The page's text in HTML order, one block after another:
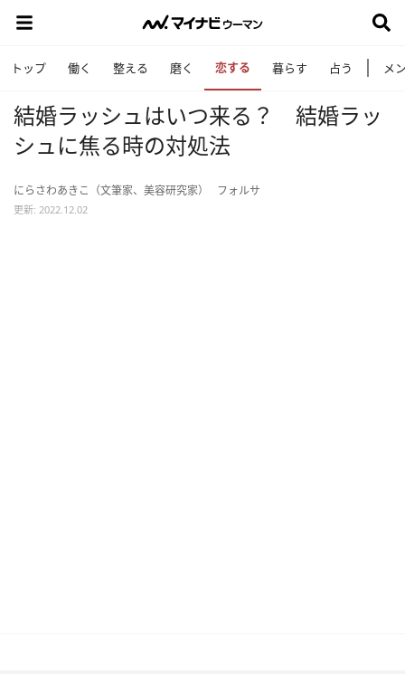
トップ 働く 整える 磨く 恋する 暮らす 占う メ
結婚ラッシュはいつ来る？ 結婚ラッ
シュに焦る時の対処法
にらさわあきこ（文筆家、美容研究家） フォルサ
更新: 2022.12.02